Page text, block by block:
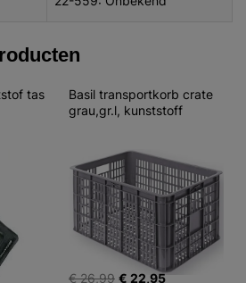
tas
Basil transportkorb crate
grau,gr.l, kunststoff
€ 26,99 € 22,95